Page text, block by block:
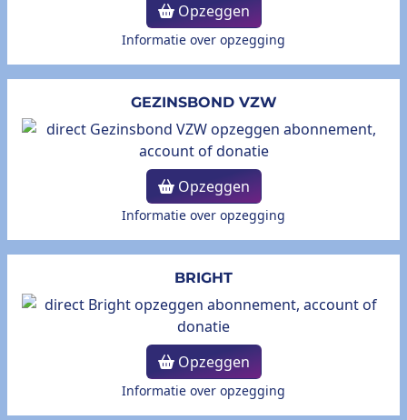
Opzeggen
Informatie over opzegging
GEZINSBOND VZW
Opzeggen
Informatie over opzegging
BRIGHT
Opzeggen
Informatie over opzegging